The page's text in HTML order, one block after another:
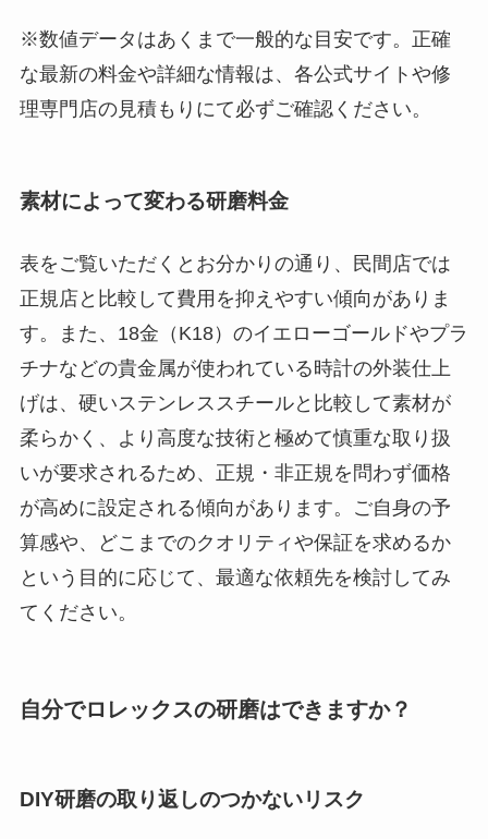
※数値データはあくまで一般的な目安です。正確
な最新の料金や詳細な情報は、各公式サイトや修
理専門店の見積もりにて必ずご確認ください。
素材によって変わる研磨料金
表をご覧いただくとお分かりの通り、民間店では
正規店と比較して費用を抑えやすい傾向がありま
す。また、18金（K18）のイエローゴールドやプラ
チナなどの貴金属が使われている時計の外装仕上
げは、硬いステンレススチールと比較して素材が
柔らかく、より高度な技術と極めて慎重な取り扱
いが要求されるため、正規・非正規を問わず価格
が高めに設定される傾向があります。ご自身の予
算感や、どこまでのクオリティや保証を求めるか
という目的に応じて、最適な依頼先を検討してみ
てください。
自分でロレックスの研磨はできますか？
DIY研磨の取り返しのつかないリスク